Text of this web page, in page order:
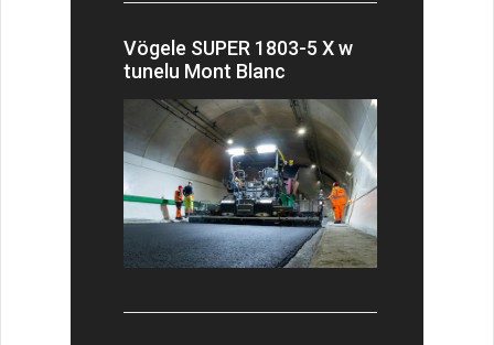
Vögele SUPER 1803-5 X w
tunelu Mont Blanc